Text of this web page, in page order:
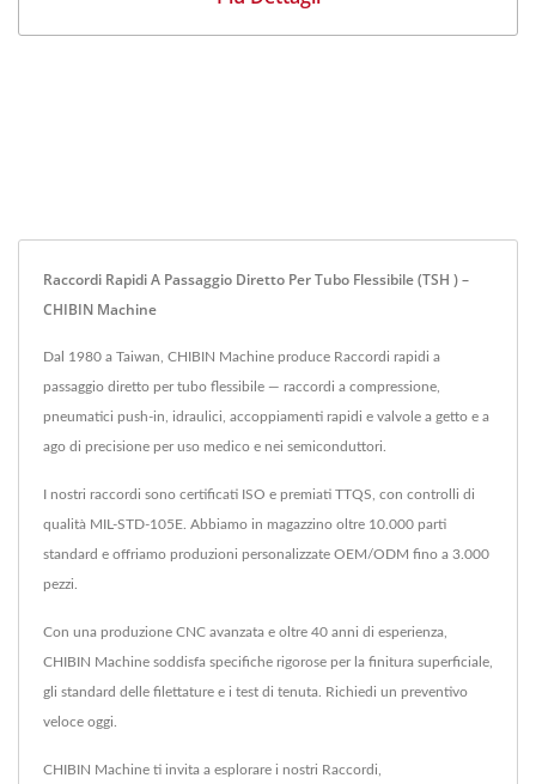
Raccordi Rapidi A Passaggio Diretto Per Tubo Flessibile (TSH ) –
CHIBIN Machine
Dal 1980 a Taiwan, CHIBIN Machine produce Raccordi rapidi a
passaggio diretto per tubo flessibile — raccordi a compressione,
pneumatici push-in, idraulici, accoppiamenti rapidi e valvole a getto e a
ago di precisione per uso medico e nei semiconduttori.
I nostri raccordi sono certificati ISO e premiati TTQS, con controlli di
qualità MIL-STD-105E. Abbiamo in magazzino oltre 10.000 parti
standard e offriamo produzioni personalizzate OEM/ODM fino a 3.000
pezzi.
Con una produzione CNC avanzata e oltre 40 anni di esperienza,
CHIBIN Machine soddisfa specifiche rigorose per la finitura superficiale,
gli standard delle filettature e i test di tenuta. Richiedi un preventivo
veloce oggi.
CHIBIN Machine ti invita a esplorare i nostri Raccordi,